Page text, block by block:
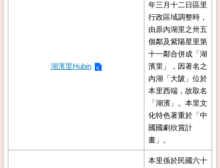
湖濱里Hubin
年三月十二日區里
行政區域調整時，
由原內湖里之卅五
個鄰及紫陽星里第
十一鄰合併成「湖
濱里」，因著名之
內湖「大陂」位於
本里西端，故取名
「湖濱」。本里文
化特色著重於「中
國國劇欣賞計
畫」。
本里係於民國六十